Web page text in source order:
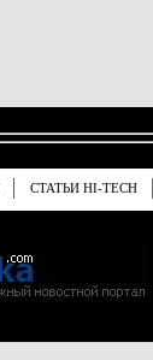
СТАТЬИ HI-TECH